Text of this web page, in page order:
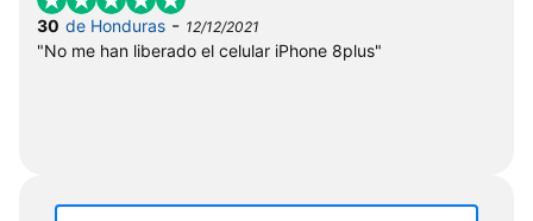
30 de Honduras - 12/12/2021
"No me han liberado el celular iPhone 8plus"